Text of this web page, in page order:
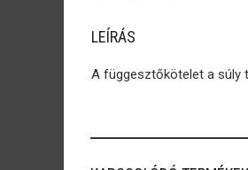
LEÍRÁS
A függesztőkötelet a súly